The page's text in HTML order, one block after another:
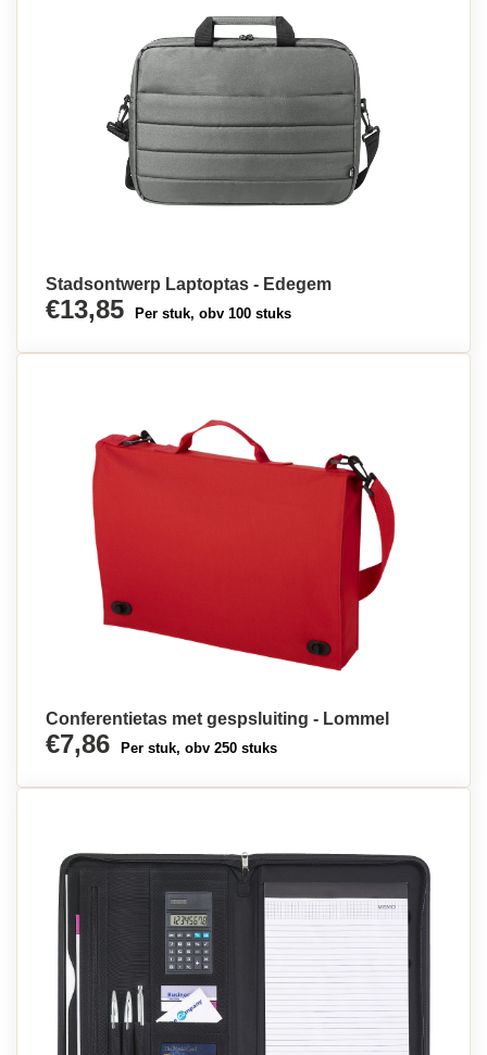
Stadsontwerp Laptoptas - Edegem
€13,85 Per stuk, obv 100 stuks
Conferentietas met gespsluiting - Lommel
€7,86 Per stuk, obv 250 stuks